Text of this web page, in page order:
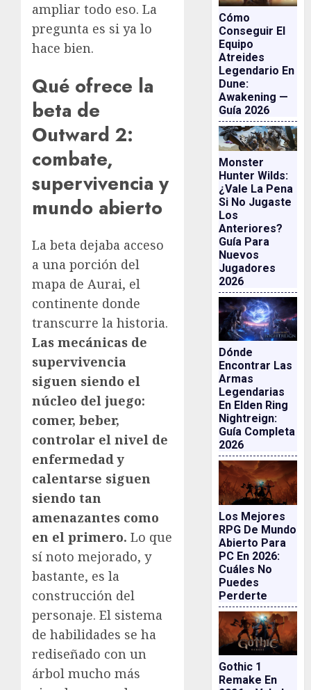
ampliar todo eso. La
pregunta es si ya lo
hace bien.
Qué ofrece la
beta de
Outward 2:
combate,
supervivencia y
mundo abierto
La beta dejaba acceso
a una porción del
mapa de Aurai, el
continente donde
transcurre la historia.
Las mecánicas de
supervivencia
siguen siendo el
núcleo del juego:
comer, beber,
controlar el nivel de
enfermedad y
calentarse siguen
siendo tan
amenazantes como
en el primero. Lo que
sí noto mejorado, y
bastante, es la
construcción del
personaje. El sistema
de habilidades se ha
rediseñado con un
árbol mucho más
Cómo
Conseguir El
Equipo
Atreides
Legendario En
Dune:
Awakening —
Guía 2026
Monster
Hunter Wilds:
¿vale La Pena
Si No Jugaste
Los
Anteriores?
Guía Para
Nuevos
Jugadores
2026
Dónde
Encontrar Las
Armas
Legendarias
En Elden Ring
Nightreign:
Guía Completa
2026
Los Mejores
RPG De Mundo
Abierto Para
PC En 2026:
Cuáles No
Puedes
Perderte
Gothic 1
Remake En